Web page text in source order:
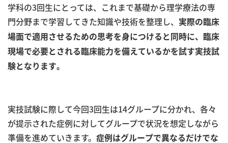
学科の3回生にとっては、これまで基礎から理学療法の専
門分野まで学習してきた知識や技術を整理し、
実際の臨床
場面で適用させるための思考を身につけると同時に、臨床
現場で必要とされる臨床能力を備えているかを試す実技試
験となります。
実技試験に際して今回3回生は14グループに分かれ、各々
が提示された症例に対してグループで状況を想定しながら
準備を進めていきます。
症例はグループで異なるだけでな